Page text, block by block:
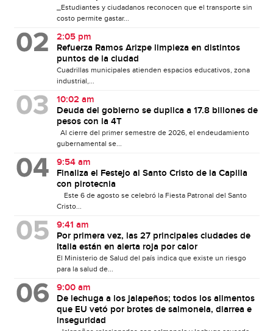
_Estudiantes y ciudadanos reconocen que el transporte sin
costo permite gastar...
2:05 pm
Refuerza Ramos Arizpe limpieza en distintos
puntos de la ciudad
Cuadrillas municipales atienden espacios educativos, zona
industrial,...
10:02 am
Deuda del gobierno se duplica a 17.8 billones de
pesos con la 4T
Al cierre del primer semestre de 2026, el endeudamiento
gubernamental se...
9:54 am
Finaliza el Festejo al Santo Cristo de la Capilla
con pirotecnia
Este 6 de agosto se celebró la Fiesta Patronal del Santo
Cristo...
9:41 am
Por primera vez, las 27 principales ciudades de
Italia están en alerta roja por calor
El Ministerio de Salud del país indica que existe un riesgo
para la salud de...
9:00 am
De lechuga a los jalapeños; todos los alimentos
que EU vetó por brotes de salmonela, diarrea e
inseguridad